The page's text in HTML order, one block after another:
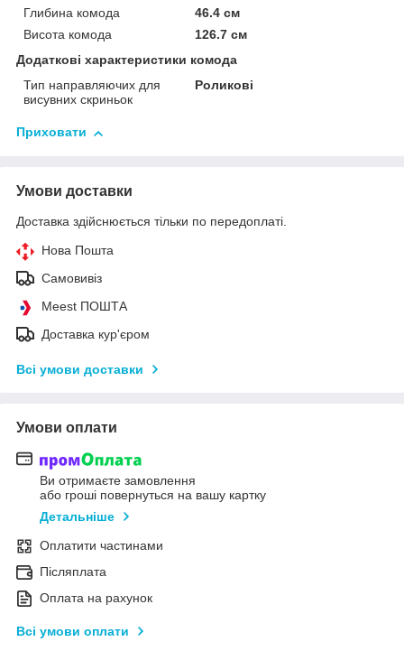
Глибина комода
46.4 см
Висота комода
126.7 см
Додаткові характеристики комода
Тип направляючих для
висувних скриньок
Роликові
Приховати
Умови доставки
Доставка здійснюється тільки по передоплаті.
Нова Пошта
Самовивіз
Meest ПОШТА
Доставка кур'єром
Всі умови доставки
Умови оплати
Ви отримаєте замовлення
або гроші повернуться на вашу картку
Детальніше
Оплатити частинами
Післяплата
Оплата на рахунок
Всі умови оплати